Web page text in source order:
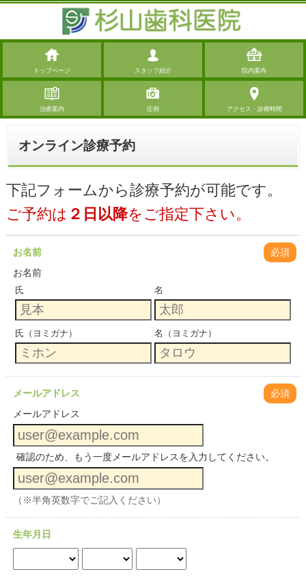
トップページ スタッフ紹介 院内案内
治療案内 症例 アクセス・診療時間
オンライン診療予約
下記フォームから診療予約が可能です。
ご予約は ２日以降をご指定下さい。
お名前
必須
お名前
氏 名
氏（ヨミガナ） 名（ヨミガナ）
メールアドレス
必須
メールアドレス
確認のため、もう一度メールアドレスを入力してください。
（※半角英数字でご記入ください）
生年月日